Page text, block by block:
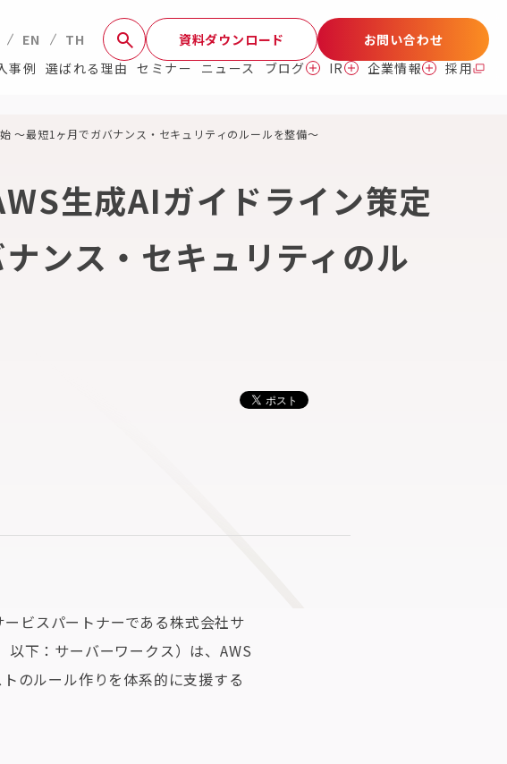
EN TH 資料ダウンロード
お問い合わせ
事例 選ばれる理由 セミナー ニュース ブログ IR 企業情報 採用
～最短1ヶ月でガバナンス・セキュリティのルールを整備～
生成AIガイドライン策定
ンス・セキュリティのル
ビスパートナーである株式会社サ
下：サーバーワークス）は、AWS
のルール作りを体系的に支援する